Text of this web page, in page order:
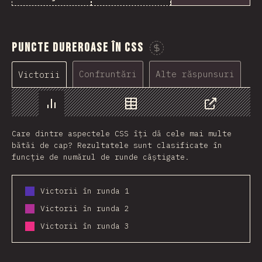
Puncte dureroase în CSS
Victorii Confruntări Alte răspunsuri
Grafic Date
Share
Care dintre aspectele CSS îți dă cele mai multe
bătăi de cap? Rezultatele sunt clasificate în
funcție de numărul de runde câștigate.
Victorii în runda 1
Victorii în runda 2
Victorii în runda 3